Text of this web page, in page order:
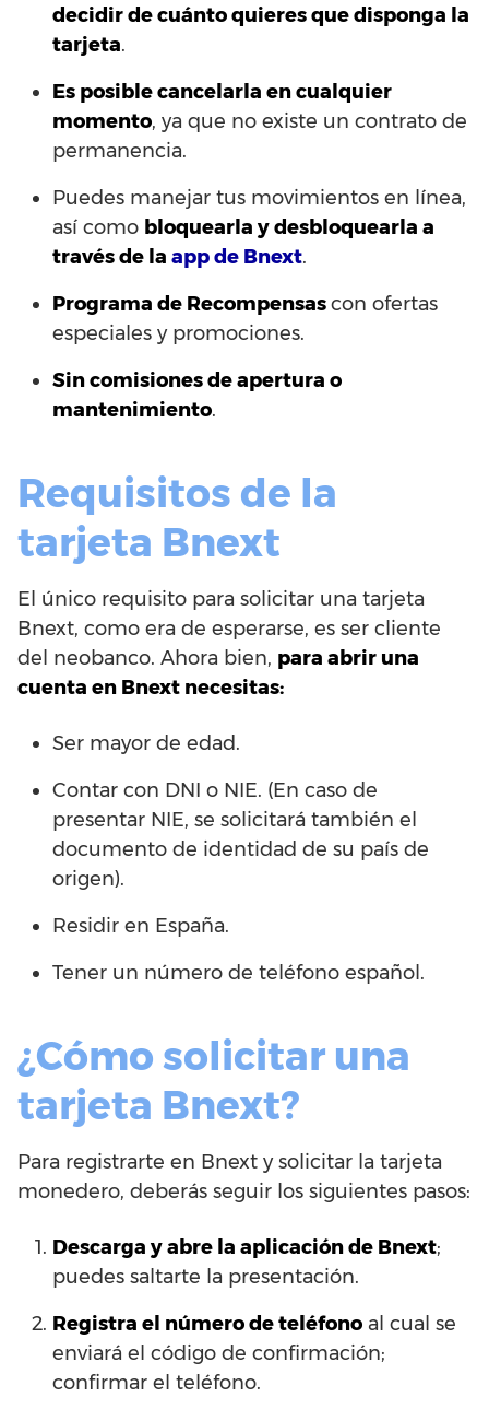
decidir de cuánto quieres que disponga la
tarjeta.
Es posible cancelarla en cualquier
momento, ya que no existe un contrato de
permanencia.
Puedes manejar tus movimientos en línea,
así como bloquearla y desbloquearla a
través de la app de Bnext.
Programa de Recompensascon ofertas
especiales y promociones.
Sin comisiones de apertura o
mantenimiento.
Requisitos de la
tarjeta Bnext
El único requisito para solicitar una tarjeta
Bnext, como era de esperarse, es ser cliente
del neobanco. Ahora bien, para abrir una
cuenta en Bnext necesitas:
Ser mayor de edad.
Contar con DNI o NIE. (En caso de
presentar NIE, se solicitará también el
documento de identidad de su país de
origen).
Residir en España.
Tener un número de teléfono español.
¿Cómo solicitar una
tarjeta Bnext?
Para registrarte en Bnext y solicitar la tarjeta
monedero, deberás seguir los siguientes pasos:
Descarga y abre la aplicación de Bnext;
puedes saltarte la presentación.
Registra el número de teléfono al cual se
enviará el código de confirmación;
confirmar el teléfono.